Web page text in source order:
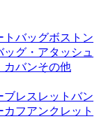
トバッグボストン
ッグ・アタッシュ
カバンその他
ブレスレット バン
カフアンクレット